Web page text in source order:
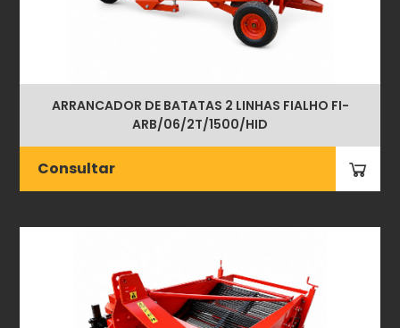
ARRANCADOR DE BATATAS 2 LINHAS FIALHO FI-
ARB/06/2T/1500/HID
Consultar